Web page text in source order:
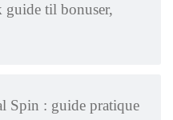
guide til bonuser,
Spin : guide pratique